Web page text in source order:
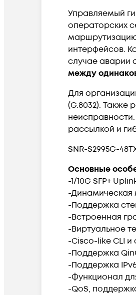
Управляемый
операторских
маршрутизацию
интерфейсов.
случае аварии
между
Для
(G.8032). Также
рассылкой и
SNR-S2995G-
Основные
-1/10G SFP+
-Динамическая
-Поддержка
-Встроенная
-Виртуальное
-Cisco-like CLI и
-Поддержка
-Поддержка
-Функционал
-QoS,